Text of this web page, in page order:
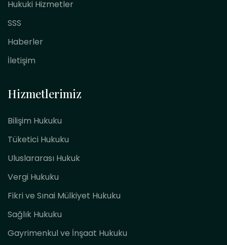
Hukuki Hizmetler
SSS
Haberler
İletişim
Hizmetlerimiz
Bilişim Hukuku
Tüketici Hukuku
Uluslararası Hukuk
Vergi Hukuku
Fikri ve Sınai Mülkiyet Hukuku
Sağlık Hukuku
Gayrimenkul ve İnşaat Hukuku